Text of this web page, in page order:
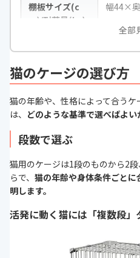
棚板サイズ(c
m)/耐荷量(kg)
幅44×
本体重量(kg)
2段:16・
装)・そ
クルボ
全部
猫のケージの選び方
猫の年齢や、性格によって合う
は、 どのような基準で選べばよい
段数で選ぶ
猫用のケージは1段のものから2
らで、 猫の年齢や身体条件ごと
明します。
活発に動く猫には「複数段」